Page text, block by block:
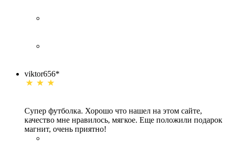
viktor656*
Супер футболка. Хорошо что нашел на этом сайте,
качество мне нравилось, мягкое. Еще положили подарок
магнит, очень приятно!